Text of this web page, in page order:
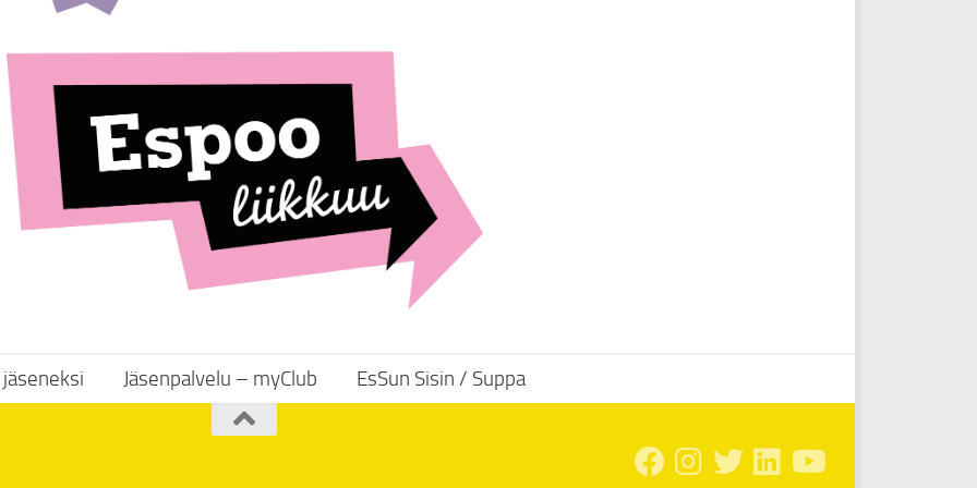
Jäsenpalvelu – myClub EsSun Sisin / Suppa